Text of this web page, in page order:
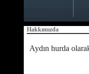
Hakkımızda
Aydın hurda